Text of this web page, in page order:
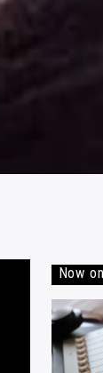
Now